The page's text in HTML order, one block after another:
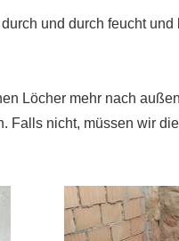
und durch feucht
Löcher mehr nach
Falls nicht, müssen wir